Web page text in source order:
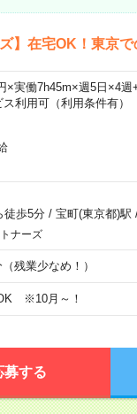
】在宅OK！東京
実働7h45m×週5日×4
利用可（利用条件有）
徒歩5分/ 宝町(東京都)駅
ナーズ
残業少なめ！）
※10月～！
募する